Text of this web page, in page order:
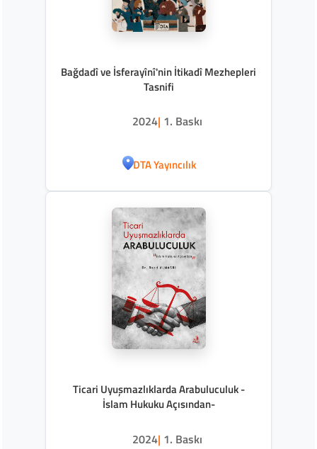
Bağdadî ve İsferayînî'nin İtikadî Mezhepleri
Tasnifi
2024| 1. Baskı
DTA Yayıncılık
Ticari Uyuşmazlıklarda Arabuluculuk -
İslam Hukuku Açısından-
2024| 1. Baskı